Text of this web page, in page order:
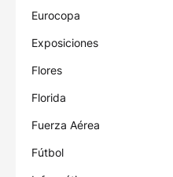
Eurocopa
Exposiciones
Flores
Florida
Fuerza Aérea
Fútbol